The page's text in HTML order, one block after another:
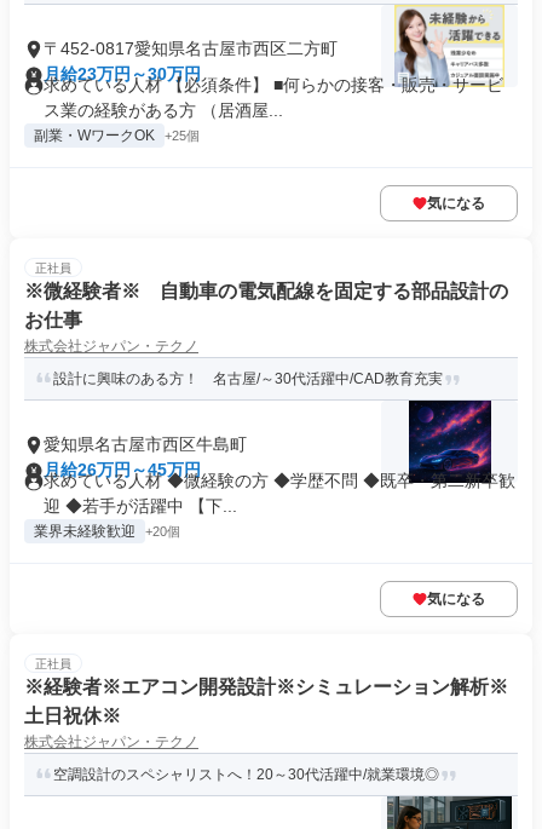
〒452-0817愛知県名古屋市西区二方町
月給23万円～30万円
求めている人材 【必須条件】 ■何らかの接客・販売・サービ
ス業の経験がある方 （居酒屋...
副業・WワークOK +25個
気になる
正社員
※微経験者※ 自動車の電気配線を固定する部品設計の
お仕事
株式会社ジャパン・テクノ
設計に興味のある方！ 名古屋/～30代活躍中/CAD教育充実
愛知県名古屋市西区牛島町
月給26万円～45万円
求めている人材 ◆微経験の方 ◆学歴不問 ◆既卒・第二新卒歓
迎 ◆若手が活躍中 【下...
業界未経験歓迎 +20個
気になる
正社員
※経験者※エアコン開発設計※シミュレーション解析※
土日祝休※
株式会社ジャパン・テクノ
空調設計のスペシャリストへ！20～30代活躍中/就業環境◎